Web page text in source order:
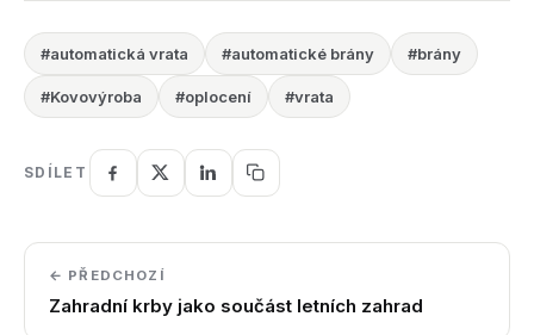
#automatická vrata #automatické brány #brány
#Kovovýroba #oplocení #vrata
SDÍLET
← PŘEDCHOZÍ
Zahradní krby jako součást letních zahrad